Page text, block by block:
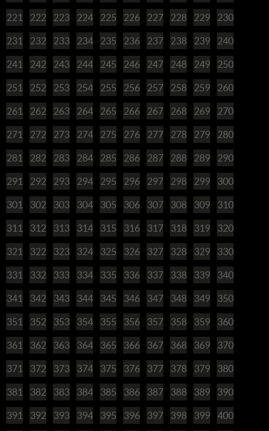
221 222 223 224 225 226 227 228 229 230
231 232 233 234 235 236 237 238 239 240
241 242 243 244 245 246 247 248 249 250
251 252 253 254 255 256 257 258 259 260
261 262 263 264 265 266 267 268 269 270
271 272 273 274 275 276 277 278 279 280
281 282 283 284 285 286 287 288 289 290
291 292 293 294 295 296 297 298 299 300
301 302 303 304 305 306 307 308 309 310
311 312 313 314 315 316 317 318 319 320
321 322 323 324 325 326 327 328 329 330
331 332 333 334 335 336 337 338 339 340
341 342 343 344 345 346 347 348 349 350
351 352 353 354 355 356 357 358 359 360
361 362 363 364 365 366 367 368 369 370
371 372 373 374 375 376 377 378 379 380
381 382 383 384 385 386 387 388 389 390
391 392 393 394 395 396 397 398 399 400